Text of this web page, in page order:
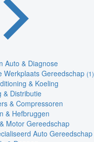
Auto & Diagnose
Werkplaats Gereedschap (1)
& Koeling
& Distributie
& Compressoren
& Hefbruggen
Motor Gereedschap
Auto Gereedschap